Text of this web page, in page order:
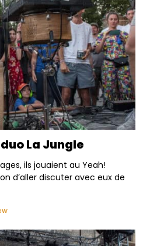
La Jungle
ils jouaient au Yeah!
d’aller discuter avec eux de